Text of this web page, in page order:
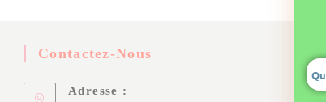
Contactez-Nous
Adresse :